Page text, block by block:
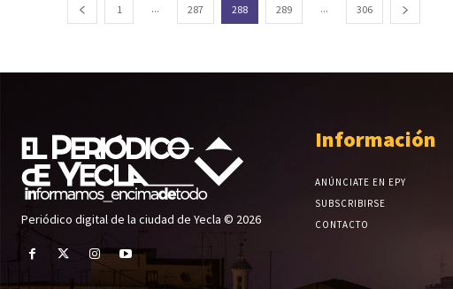
1 ... 287 288 289 ... 306
Periódico digital de la ciudad de Yecla © 2026
Información
ANÚNCIATE EN EPY
SUBSCRIBIRSE
CONTACTO